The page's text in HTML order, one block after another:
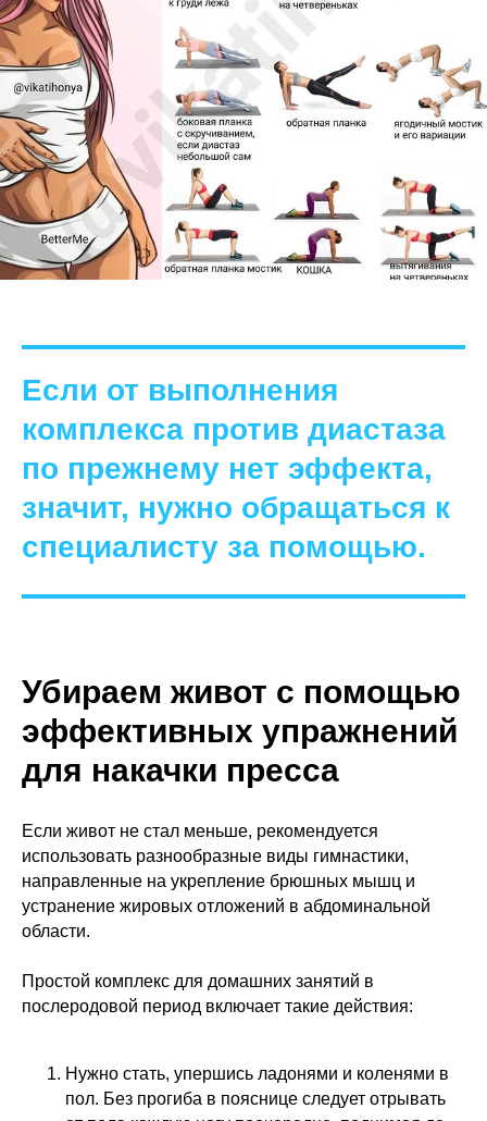
Если от выполнения
комплекса против диастаза
по прежнему нет эффекта,
значит, нужно обращаться к
специалисту за помощью.
Убираем живот с помощью
эффективных упражнений
для накачки пресса
Если живот не стал меньше, рекомендуется
использовать разнообразные виды гимнастики,
направленные на укрепление брюшных мышц и
устранение жировых отложений в абдоминальной
области.
Простой комплекс для домашних занятий в
послеродовой период включает такие действия:
Нужно стать, упершись ладонями и коленями в
пол. Без прогиба в пояснице следует отрывать